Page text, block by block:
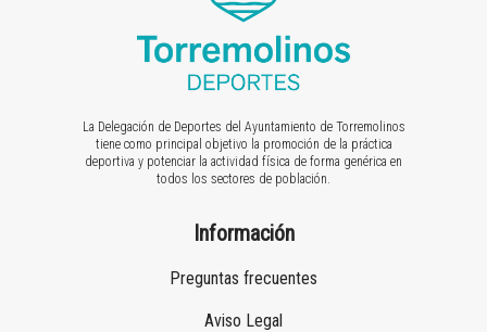
La Delegación de Deportes del Ayuntamiento de Torremolinos
tiene como principal objetivo la promoción de la práctica
deportiva y potenciar la actividad física de forma genérica en
todos los sectores de población.
Información
Preguntas frecuentes
Aviso Legal